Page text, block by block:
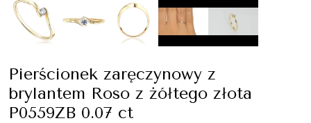
Pierścionek zaręczynowy z
brylantem Roso z żółtego złota
P0559ZB 0.07 ct